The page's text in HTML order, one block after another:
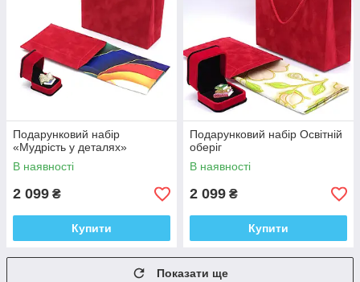
Подарунковий набір
«Мудрість у деталях»
В наявності
2 099 ₴
Купити
Подарунковий набір Освітній
оберіг
В наявності
2 099 ₴
Купити
Показати ще